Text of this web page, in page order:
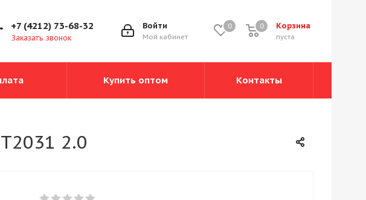
0 Корзина
0
пуста
0
Войти
Мой кабинет
+7 (4212) 73-68-32
Заказать звонок
Купить оптом Контакты
2.0